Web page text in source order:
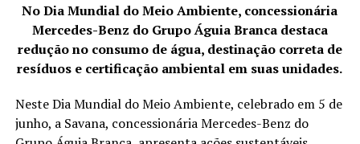
No Dia Mundial do Meio Ambiente, concessionária
Mercedes-Benz do Grupo Águia Branca destaca
redução no consumo de água, destinação correta de
resíduos e certificação ambiental em suas unidades.
Neste Dia Mundial do Meio Ambiente, celebrado em 5 de
junho, a Savana, concessionária Mercedes-Benz do